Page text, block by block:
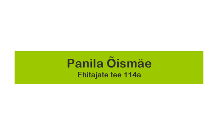
Panila Õismäe
Ehitajate tee 114a